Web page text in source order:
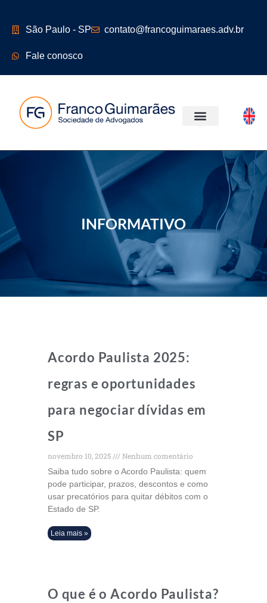
São Paulo - SP contato@francoguimaraes.adv.br
Fale conosco
INFORMATIVO
Acordo Paulista 2025:
regras e oportunidades
para negociar dívidas em
SP
novembro 10, 2025
Nenhum comentário
Saiba tudo sobre o Acordo Paulista: quem
pode participar, prazos, descontos e como
usar precatórios para quitar débitos com o
Estado de SP.
Leia mais »
O que é o Acordo Paulista?